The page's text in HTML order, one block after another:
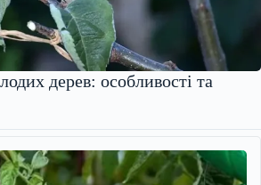
дерев: особливості та